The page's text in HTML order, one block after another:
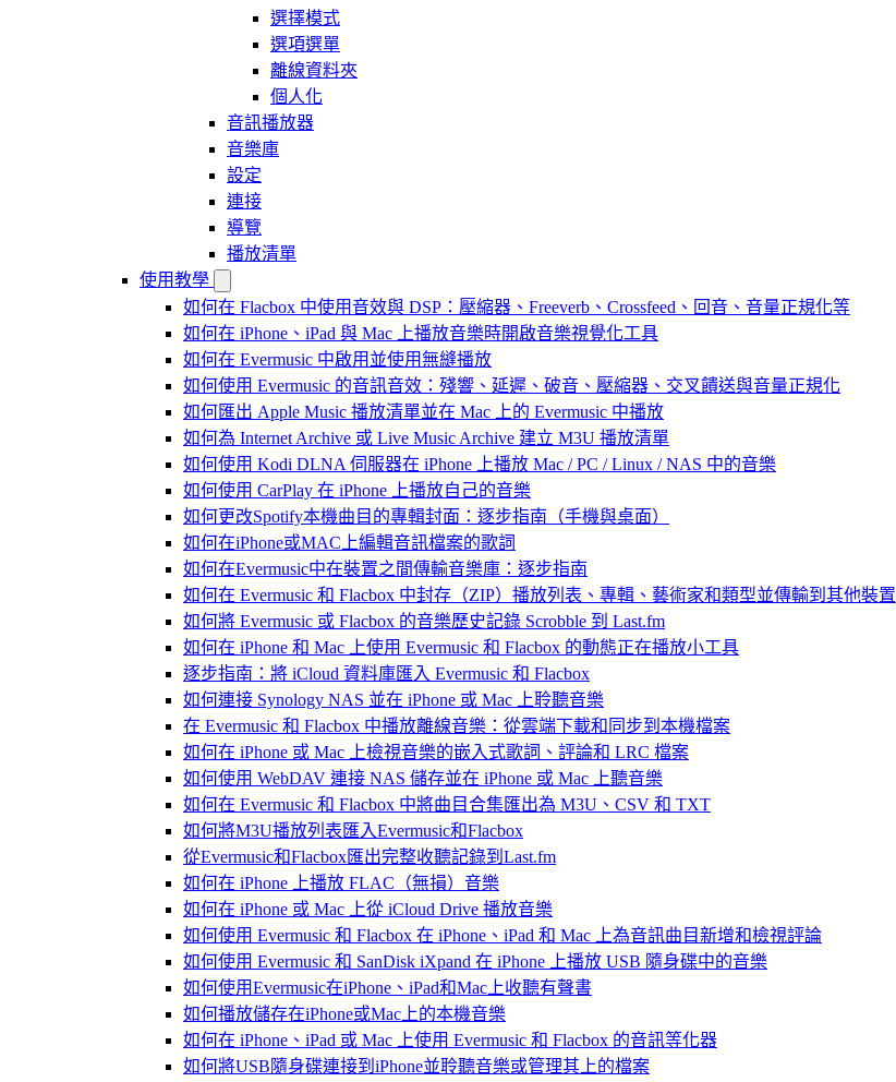
選擇模式
選項選單
離線資料夾
個人化
音訊播放器
音樂庫
設定
連接
導覽
播放清單
使用教學
如何在 Flacbox 中使用音效與 DSP：壓縮器、Freeverb、Crossfeed、回音、音量正規化等
如何在 iPhone、iPad 與 Mac 上播放音樂時開啟音樂視覺化工具
如何在 Evermusic 中啟用並使用無縫播放
如何使用 Evermusic 的音訊音效：殘響、延遲、破音、壓縮器、交叉饋送與音量正規化
如何匯出 Apple Music 播放清單並在 Mac 上的 Evermusic 中播放
如何為 Internet Archive 或 Live Music Archive 建立 M3U 播放清單
如何使用 Kodi DLNA 伺服器在 iPhone 上播放 Mac / PC / Linux / NAS 中的音樂
如何使用 CarPlay 在 iPhone 上播放自己的音樂
如何更改Spotify本機曲目的專輯封面：逐步指南（手機與桌面）
如何在iPhone或MAC上編輯音訊檔案的歌詞
如何在Evermusic中在裝置之間傳輸音樂庫：逐步指南
如何在 Evermusic 和 Flacbox 中封存（ZIP）播放列表、專輯、藝術家和類型並傳輸到其他裝置
如何將 Evermusic 或 Flacbox 的音樂歷史記錄 Scrobble 到 Last.fm
如何在 iPhone 和 Mac 上使用 Evermusic 和 Flacbox 的動態正在播放小工具
逐步指南：將 iCloud 資料庫匯入 Evermusic 和 Flacbox
如何連接 Synology NAS 並在 iPhone 或 Mac 上聆聽音樂
在 Evermusic 和 Flacbox 中播放離線音樂：從雲端下載和同步到本機檔案
如何在 iPhone 或 Mac 上檢視音樂的嵌入式歌詞、評論和 LRC 檔案
如何使用 WebDAV 連接 NAS 儲存並在 iPhone 或 Mac 上聽音樂
如何在 Evermusic 和 Flacbox 中將曲目合集匯出為 M3U、CSV 和 TXT
如何將M3U播放列表匯入Evermusic和Flacbox
從Evermusic和Flacbox匯出完整收聽記錄到Last.fm
如何在 iPhone 上播放 FLAC（無損）音樂
如何在 iPhone 或 Mac 上從 iCloud Drive 播放音樂
如何使用 Evermusic 和 Flacbox 在 iPhone、iPad 和 Mac 上為音訊曲目新增和檢視評論
如何使用 Evermusic 和 SanDisk iXpand 在 iPhone 上播放 USB 隨身碟中的音樂
如何使用Evermusic在iPhone、iPad和Mac上收聽有聲書
如何播放儲存在iPhone或Mac上的本機音樂
如何在 iPhone、iPad 或 Mac 上使用 Evermusic 和 Flacbox 的音訊等化器
如何將USB隨身碟連接到iPhone並聆聽音樂或管理其上的檔案